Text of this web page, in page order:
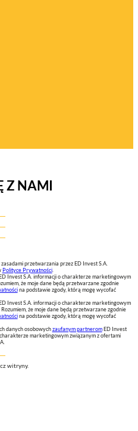
Z NAMI
zasadami przetwarzania przez ED Invest S.A.
Polityce Prywatności.
Invest S.A. informacji o charakterze marketingowym
że moje dane będą przetwarzane zgodnie
na podstawie zgody, którą mogę wycofać
Invest S.A. informacji o charakterze marketingowym
że moje dane będą przetwarzane zgodnie
na podstawie zgody, którą mogę wycofać
danych osobowychzaufanym partneromED Invest
marketingowym związanym z ofertami
witryny.